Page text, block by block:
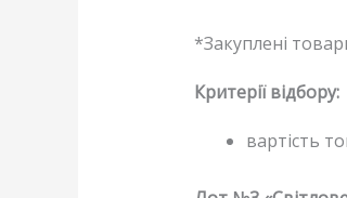
*Закуплені
Критерії відбору:
вартість